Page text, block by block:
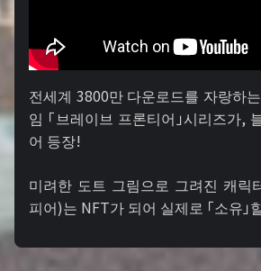
전세계 3800만 다운로드를 자랑하
임 「브레이브 프론티어」시리즈가,
어 등장!
미려한 도트 그림으로 그려진 캐릭
피어)는 NFT가 되어 실제로 「소유」